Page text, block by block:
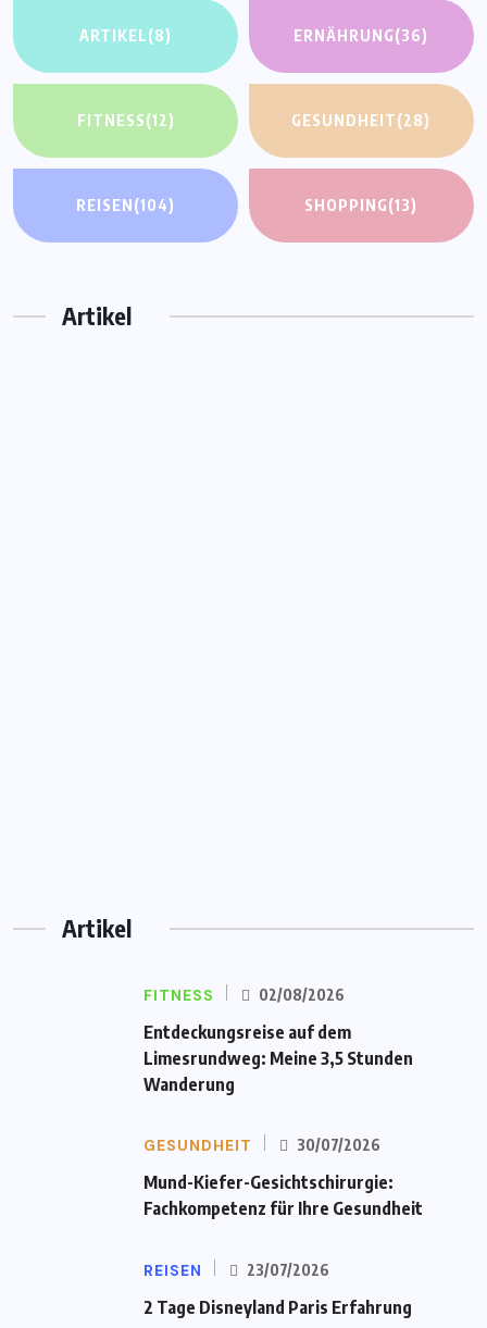
ARTIKEL(8) ERNÄHRUNG(36)
FITNESS(12) GESUNDHEIT(28)
REISEN(104) SHOPPING(13)
Artikel
Artikel
FITNESS 02/08/2026
Entdeckungsreise auf dem
Limesrundweg: Meine 3,5 Stunden
Wanderung
GESUNDHEIT 30/07/2026
Mund-Kiefer-Gesichtschirurgie:
Fachkompetenz für Ihre Gesundheit
REISEN 23/07/2026
2 Tage Disneyland Paris Erfahrung